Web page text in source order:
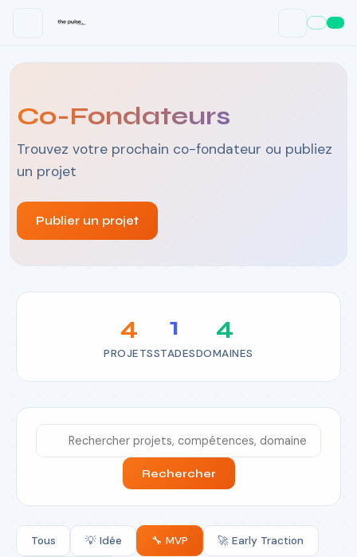
Co-Fondateurs
Trouvez votre prochain co-fondateur ou publiez
un projet
Publier un projet
4
PROJETS
1
STADES
4
DOMAINES
Rechercher
Tous 💡 Idée 🔧 MVP 🚀Early Traction